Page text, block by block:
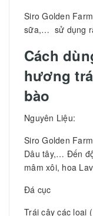
Siro Golden
sữa,… sử dụng
Cách
hương
bào
Nguyên Liệu:
Siro Golden
Dâu tây,… Đến
mâm xôi, hoa
Đá cục
Trái cây các loại